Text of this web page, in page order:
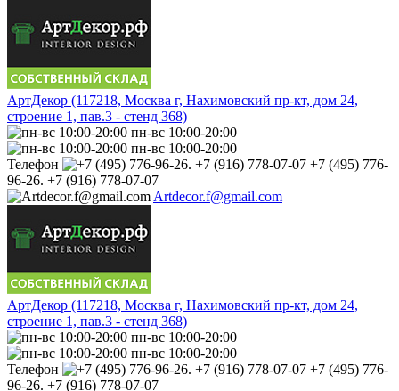
АртДекор (117218, Москва г, Нахимовский пр-кт, дом 24,
строение 1, пав.3 - стенд 368)
пн-вс 10:00-20:00
пн-вс 10:00-20:00
Телефон
+7 (495) 776-
96-26. +7 (916) 778-07-07
Artdecor.f@gmail.com
АртДекор (117218, Москва г, Нахимовский пр-кт, дом 24,
строение 1, пав.3 - стенд 368)
пн-вс 10:00-20:00
пн-вс 10:00-20:00
Телефон
+7 (495) 776-
96-26. +7 (916) 778-07-07